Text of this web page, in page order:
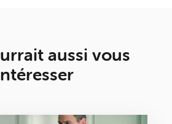
aussi vous